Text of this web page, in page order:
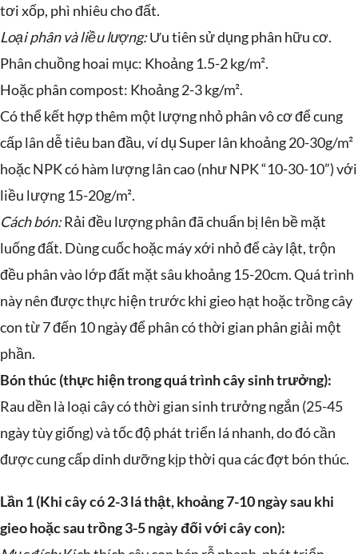
tơi xốp, phì nhiêu cho đất.
Loại phân và liều lượng:Ưu tiên sử dụng phân hữu cơ.
Phân chuồng hoai mục: Khoảng 1.5-2 kg/m².
Hoặc phân compost: Khoảng 2-3 kg/m².
Có thể kết hợp thêm một lượng nhỏ phân vô cơ để cung
cấp lân dễ tiêu ban đầu, ví dụ Super lân khoảng 20-30g/m²
hoặc NPK có hàm lượng lân cao (như NPK “10-30-10”) với
liều lượng 15-20g/m².
Cách bón:Rải đều lượng phân đã chuẩn bị lên bề mặt
luống đất. Dùng cuốc hoặc máy xới nhỏ để cày lật, trộn
đều phân vào lớp đất mặt sâu khoảng 15-20cm. Quá trình
này nên được thực hiện trước khi gieo hạt hoặc trồng cây
con từ 7 đến 10 ngày để phân có thời gian phân giải một
phần.
Bón thúc (thực hiện trong quá trình cây sinh trưởng):
Rau dền là loại cây có thời gian sinh trưởng ngắn (25-45
ngày tùy giống) và tốc độ phát triển lá nhanh, do đó cần
được cung cấp dinh dưỡng kịp thời qua các đợt bón thúc.
Lần 1 (Khi cây có 2-3 lá thật, khoảng 7-10 ngày sau khi
gieo hoặc sau trồng 3-5 ngày đối với cây con):